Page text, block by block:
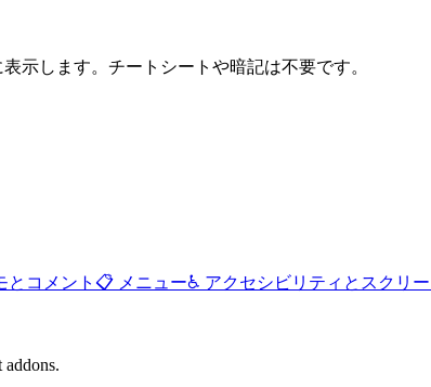
示します。チートシートや暗記は不要です。
とコメント 📋 メニュー♿ アクセシビリティとスクリ